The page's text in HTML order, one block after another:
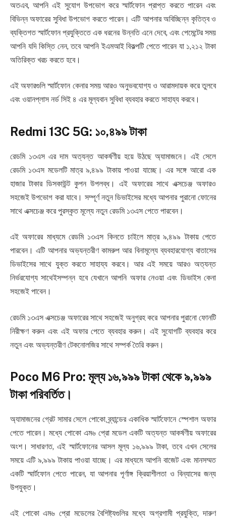
অতএব, আপনি এই সুযোগ উপভোগ করে স্মার্টফোন প্রাপ্ত করতে পারেন এবং
বিভিন্ন অফারের সুবিধা উপভোগ করতে পারেন। এটি আপনার অবিচ্ছিন্ন কৃতিত্ব ও
ব্যক্তিগত স্মার্টফোন প্রযুক্তিতে এক ধরনের উন্নতি এনে দেবে, এবং পেমেন্টের সময়
আপনি যদি কিস্তি নেন, তবে আপনি ইএমআই বিকল্পটি পেতে পারেন যা ১,২১২ টাকা
অতিরিক্ত খরচ করতে হবে।
এই অফারগুলি স্মার্টফোন কেনার সময় আরও অনুভবযোগ্য ও আরামদায়ক করে তুলবে
এবং ওয়ানপ্লাস নর্ড সিই ৪ এর মূল্যবান সুবিধা ব্যবহার করতে সাহায্য করবে।
Redmi 13C 5G: ১০,৪৯৯ টাকা
রেডমি ১৩এস এর দাম অত্যন্ত আকর্ষণীয় হয়ে উঠছে অ্যামাজনে। এই সেলে
রেডমি ১৩এস মডেলটি মাত্র ৯,৪৯৯ টাকায় পাওয়া যাচ্ছে। এর সঙ্গে আরো এক
হাজার টাকার ডিসকাউন্ট কুপন উপলব্ধ। এই অফারের সাথে এক্সচেঞ্জ অফারও
সহজেই উপভোগ করা যাবে। সম্পূর্ণ নতুন ডিভাইসের মধ্যে আপনার পুরানো ফোনের
সাথে এক্সচেঞ্জ করে পুরস্কৃত মূল্যে নতুন রেডমি ১৩এস পেতে পারবেন।
এই অফারের মাধ্যমে রেডমি ১৩এস কিনতে চাইলে মাত্র ৯,৪৯৯ টাকায় পেতে
পারবেন। এটি আপনার অভ্যন্তরীণ কামরুপ আর বিনামূল্যে ব্যবহারযোগ্য বাতাসের
ডিভাইসের সাথে যুক্ত করতে সাহায্য করবে। আর এই সময়ে আরও অত্যন্ত
নির্ভরযোগ্য সাথেইসম্পন্ন হবে যেখানে আপনি অফার নেওয়া এবং ডিভাইস কেনা
সহজেই পাবেন।
রেডমি ১৩এস এক্সচেঞ্জ অফারের সাথে সহজেই অনুগ্রহ করে আপনার পুরানো ফোনটি
নিরীক্ষণ করুন এবং এই অফার পেতে ব্যবহার করুন। এই সুযোগটি ব্যবহার করে
নতুন এবং অভ্যন্তরীণ টেকনোলজির সাথে সম্পর্ক তৈরি করুন।
Poco M6 Pro: মূল্য ১৬,৯৯৯ টাকা থেকে ৯,৯৯৯
টাকা পরিবর্তিত।
অ্যামাজনের গ্রেট সামার সেলে পোকো ব্র্যান্ডের একাধিক স্মার্টফোনে স্পেশাল অফার
পেতে পারেন। মধ্যে পোকো এম৬ প্রো মডেল একটি অত্যন্ত আকর্ষণীয় অফারের
অংশ। সাধারণত, এই স্মার্টফোনের আসল মূল্য ১৬,৯৯৯ টাকা, তবে এখন সেলের
সময়ে এটি ৯,৯৯৯ টাকায় পাওয়া যাচ্ছে। এর মাধ্যমে আপনি বাজেট এবং মানসম্মত
একটি স্মার্টফোন পেতে পারেন, যা আপনার পূর্ণাঙ্গ ক্রিয়াশীলতা ও বিন্যাসের জন্য
উপযুক্ত।
এই পোকো এম৬ প্রো মডেলের বৈশিষ্ট্যগুলির মধ্যে অগ্রগামী প্রযুক্তি, দারুণ